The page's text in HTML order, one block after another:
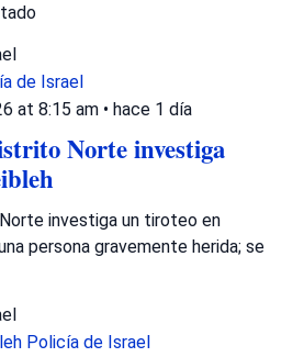
de Israel
at 8:15 am • hace 1 día
Norte investiga
investiga un tiroteo en
persona gravemente herida; se
Policía de Israel